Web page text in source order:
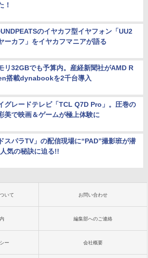
！
のイヤカフ型イヤフォン「UU2
ーカフ」をイヤカフマニアが語る
リ32GBでも予算内。産経新聞社がAMD R
搭載dynabookを2千台導入
グレードテレビ「TCL Q7D Pro」。圧巻の
美で映画＆ゲームが極上体験に
スパラTV」の配信現場に“PAD”撮影班が潜
気の秘訣に迫る!!
いて お問い合わせ
編集部へのご連絡
ー 会社概要